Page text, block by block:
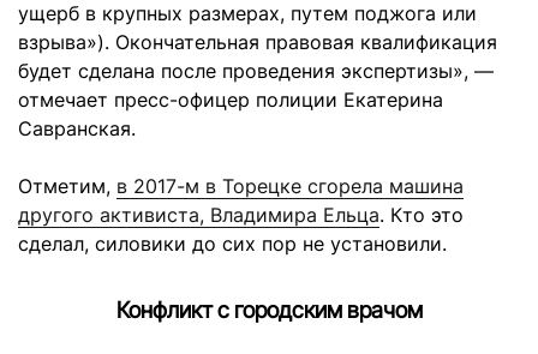
ущерб в крупных размерах, путем поджога или
взрыва»). Окончательная правовая квалификация
будет сделана после проведения экспертизы», —
отмечает пресс-офицер полиции Екатерина
Савранская.
Отметим, в 2017-м в Торецке сгорела машина
другого активиста, Владимира Ельца. Кто это
сделал, силовики до сих пор не установили.
Конфликт с городским врачом